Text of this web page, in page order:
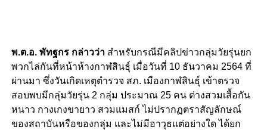
พ.ต.อ. พัทฐกร กล่าวว่าสำหรับกรณีมีคลิปข่าวกลุ่มวัยรุ่นยก
พวกไล่กันที่หน้าห้างกาฬสินธุ์ เมื่อวันที่ 10 ธันวาคม 2564 ที่
ผ่านมา ซึ่งวันเกิดเหตุตำรวจ สภ. เมืองกาฬสินธุ์ เข้าตรวจ
สอบพบมีกลุ่มวัยรุ่น 2 กลุ่ม ประมาณ 25 คน ต่างสวมเสื้อกัน
หนาว กางเกงขายาว สวมแมสก์ ไม่ปรากฏตราสัญลักษณ์
ของสถาบันหรือของกลุ่ม และไม่มีอาวุธแต่อย่างใด ได้ยก